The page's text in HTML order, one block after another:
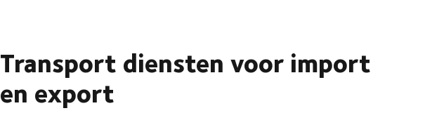
Transport diensten voor import
en export